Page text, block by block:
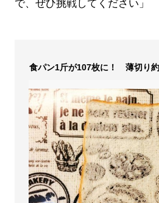
で、ぜひ挑戦してください」
食パン1斤が107枚に！ 薄切り